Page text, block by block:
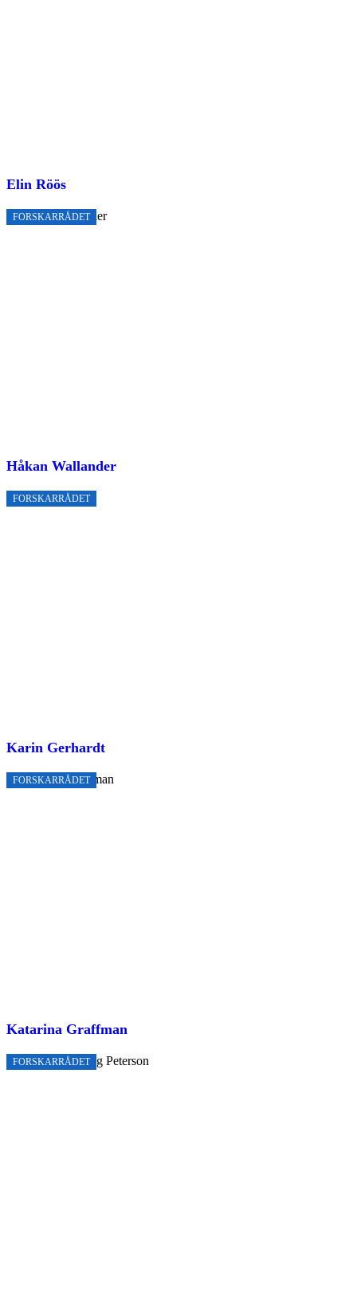
Elin Röös
FORSKARRÅDET
Håkan Wallander
FORSKARRÅDET
Karin Gerhardt
FORSKARRÅDET
Katarina Graffman
FORSKARRÅDET